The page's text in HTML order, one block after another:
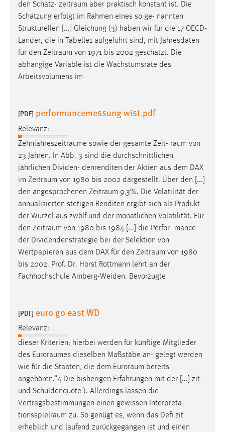
den Schätz- zeitraum aber praktisch konstant ist. Die
Schätzung erfolgt im Rahmen eines so ge- nannten
Strukturellen [...] Gleichung (3) haben wir für die 17 OECD-
Länder, die in Tabelle1 aufgeführt sind, mit Jahresdaten
für den Zeitraum von 1971 bis 2002 geschätzt. Die
abhängige Variable ist die Wachstumsrate des
Arbeitsvolumens im
[PDF] performancemessung wist.pdf
Relevanz:
Zehnjahreszeiträume sowie der gesamte Zeit- raum von
23 Jahren. In Abb. 3 sind die durchschnittlichen
jährlichen Dividen- denrenditen der Aktien aus dem DAX
im Zeitraum von 1980 bis 2002 dargestellt. Über den [...]
den angesprochenen Zeitraum 9,3%. Die Volatilität der
annualisierten stetigen Renditen ergibt sich als Produkt
der Wurzel aus zwölf und der monatlichen Volatilität. Für
den Zeitraum von 1980 bis 1984 [...] die Perfor- mance
der Dividendenstrategie bei der Selektion von
Wertpapieren aus dem DAX für den Zeitraum von 1980
bis 2002. Prof. Dr. Horst Rottmann lehrt an der
Fachhochschule Amberg-Weiden. Bevorzugte
[PDF] euro go east WD
Relevanz:
dieser Kriterien; hierbei werden für künftige Mitglieder
des Euroraumes dieselben Maßstäbe an- gelegt werden
wie für die Staaten, die dem Euroraum bereits
angehören.“4 Die bisherigen Erfahrungen mit der [...] zit-
und Schuldenquote ). Allerdings lassen die
Vertragsbestimmungen einen gewissen Interpreta-
tionsspielraum zu. So genügt es, wenn das Defi zit
erheblich und laufend zurückgegangen ist und einen